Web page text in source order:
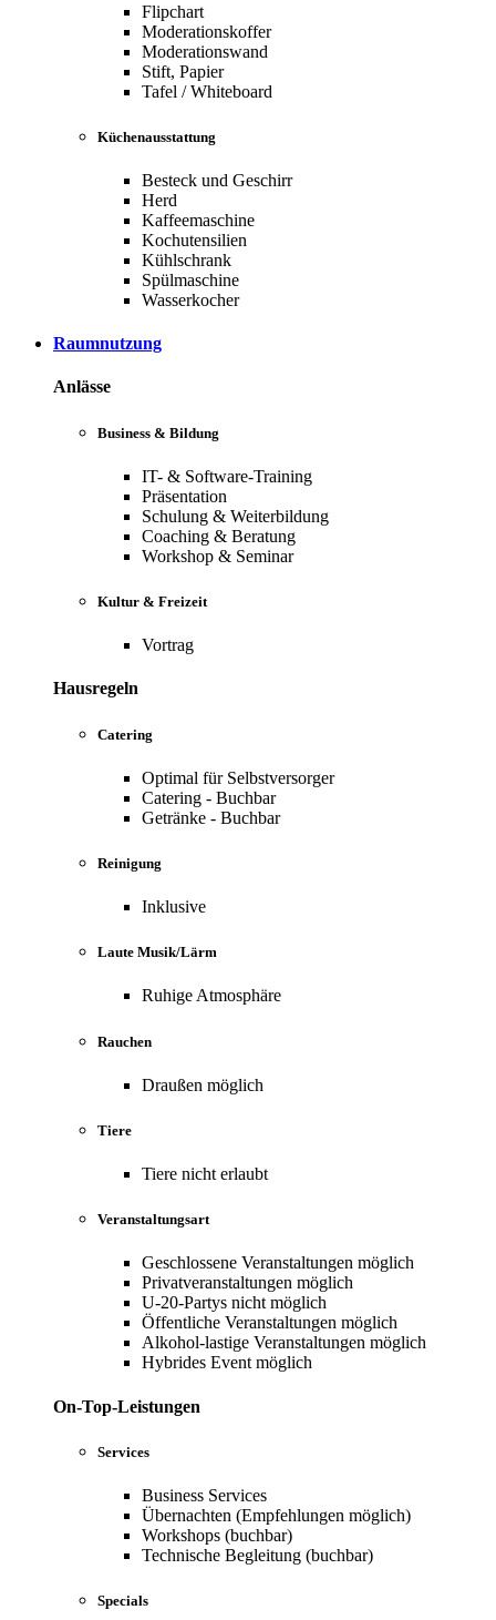
Flipchart
Moderationskoffer
Moderationswand
Stift, Papier
Tafel / Whiteboard
Küchenausstattung
Besteck und Geschirr
Herd
Kaffeemaschine
Kochutensilien
Kühlschrank
Spülmaschine
Wasserkocher
Raumnutzung
Anlässe
Business & Bildung
IT- & Software-Training
Präsentation
Schulung & Weiterbildung
Coaching & Beratung
Workshop & Seminar
Kultur & Freizeit
Vortrag
Hausregeln
Catering
Optimal für Selbstversorger
Catering - Buchbar
Getränke - Buchbar
Reinigung
Inklusive
Laute Musik/Lärm
Ruhige Atmosphäre
Rauchen
Draußen möglich
Tiere
Tiere nicht erlaubt
Veranstaltungsart
Geschlossene Veranstaltungen möglich
Privatveranstaltungen möglich
U-20-Partys nicht möglich
Öffentliche Veranstaltungen möglich
Alkohol-lastige Veranstaltungen möglich
Hybrides Event möglich
On-Top-Leistungen
Services
Business Services
Übernachten (Empfehlungen möglich)
Workshops (buchbar)
Technische Begleitung (buchbar)
Specials